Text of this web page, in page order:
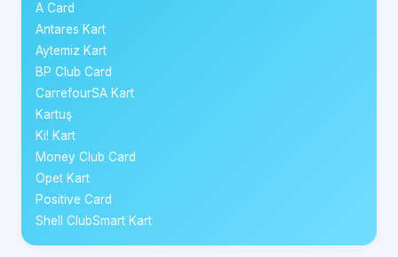
A Card
Antares Kart
Aytemiz Kart
BP Club Card
CarrefourSA Kart
Kartuş
Ki! Kart
Money Club Card
Opet Kart
Positive Card
Shell ClubSmart Kart